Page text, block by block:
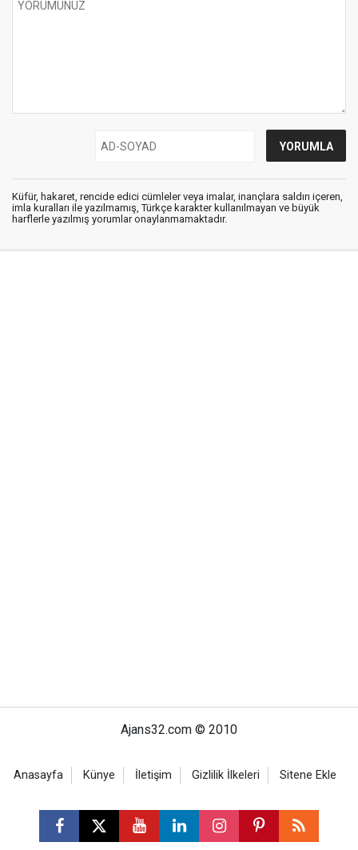
Küfür, hakaret, rencide edici cümleler veya imalar, inançlara saldırı içeren,
imla kuralları ile yazılmamış, Türkçe karakter kullanılmayan ve büyük
harflerle yazılmış yorumlar onaylanmamaktadır.
Ajans32.com © 2010
Anasayfa Künye İletişim Gizlilik İlkeleri Sitene Ekle